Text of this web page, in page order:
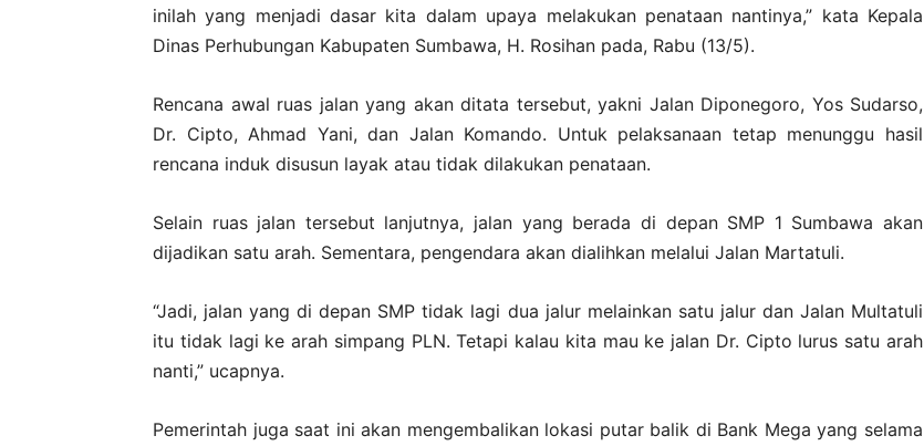
inilah yang menjadi dasar kita dalam upaya melakukan penataan nantinya,” kata Kepala
Dinas Perhubungan Kabupaten Sumbawa, H. Rosihan pada, Rabu (13/5).
Rencana awal ruas jalan yang akan ditata tersebut, yakni Jalan Diponegoro, Yos Sudarso,
Dr. Cipto, Ahmad Yani, dan Jalan Komando. Untuk pelaksanaan tetap menunggu hasil
rencana induk disusun layak atau tidak dilakukan penataan.
Selain ruas jalan tersebut lanjutnya, jalan yang berada di depan SMP 1 Sumbawa akan
dijadikan satu arah. Sementara, pengendara akan dialihkan melalui Jalan Martatuli.
“Jadi, jalan yang di depan SMP tidak lagi dua jalur melainkan satu jalur dan Jalan Multatuli
itu tidak lagi ke arah simpang PLN. Tetapi kalau kita mau ke jalan Dr. Cipto lurus satu arah
nanti,” ucapnya.
Pemerintah juga saat ini akan mengembalikan lokasi putar balik di Bank Mega yang selama